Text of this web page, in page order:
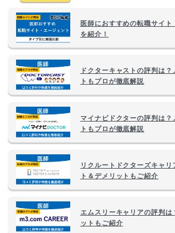
医師におすすめの転職サイト
を紹介！
ドクターキャストの評判は
トもプロが徹底解説
マイナビドクターの評判は？
トもプロが徹底解説
リクルートドクターズキャリ
ト＆デメリットもご紹介
エムスリーキャリアの評判は
ットもご紹介